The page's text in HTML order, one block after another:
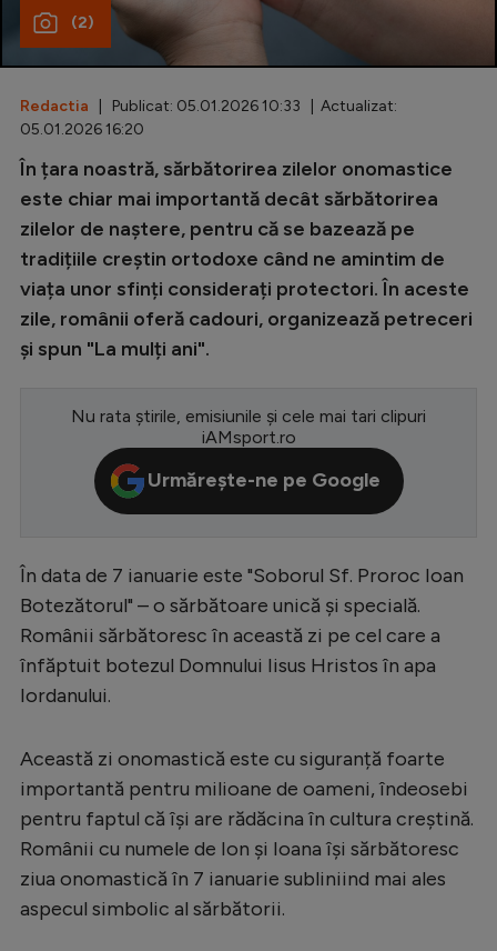
Diverse
Inedit
Clasamente
Champions League
Europa League
Conference League
CM 2026
Serie A
Bundesliga
Campionate
Starurile fotbalului
Clasamente
Tenis
(2)
Redactia | Publicat: 05.01.2026 10:33 | Actualizat:
05.01.2026 16:20
În țara noastră, sărbătorirea zilelor onomastice
este chiar mai importantă decât sărbătorirea
zilelor de naștere, pentru că se bazează pe
tradițiile creștin ortodoxe când ne amintim de
viața unor sfinți considerați protectori. În aceste
zile, românii oferă cadouri, organizează petreceri
și spun "La mulți ani".
Nu rata știrile, emisiunile și cele mai tari clipuri
iAMsport.ro
Urmărește-ne pe Google
În data de 7 ianuarie este "Soborul Sf. Proroc Ioan
Botezătorul" – o sărbătoare unică și specială.
Românii sărbătoresc în această zi pe cel care a
înfăptuit botezul Domnului Iisus Hristos în apa
Iordanului.
Această zi onomastică este cu siguranță foarte
importantă pentru milioane de oameni, îndeosebi
pentru faptul că își are rădăcina în cultura creștină.
Românii cu numele de Ion și Ioana își sărbătoresc
ziua onomastică în 7 ianuarie subliniind mai ales
aspecul simbolic al sărbătorii.